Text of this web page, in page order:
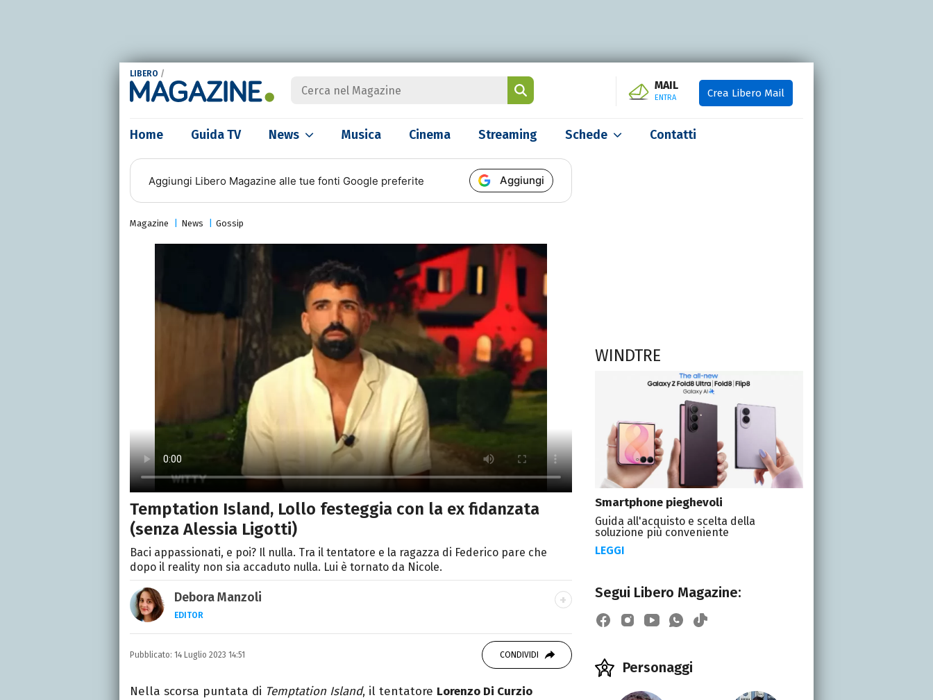
LIBERO /
MAIL
ENTRA Crea Libero Mail
Home Guida TV News Musica Cinema Streaming Schede Contatti
Aggiungi Libero Magazine alle tue fonti Google preferite Aggiungi
Magazine News Gossip
Temptation Island, Lollo festeggia con la ex fidanzata
(senza Alessia Ligotti)
Baci appassionati, e poi? Il nulla. Tra il tentatore e la ragazza di Federico pare che
dopo il reality non sia accaduto nulla. Lui è tornato da Nicole.
Debora Manzoli
EDITOR
LINKEDIN
INSTAGRAM FACEBOOK SITO
Scrittrice, copywriter, editor e pubblicista mantovana, laureata in
Lettere, Cinema e Tv. Ha due libri all’attivo e ama la scrittura alla
follia.
Pubblicato: 14 Luglio 2023 14:51 CONDIVIDI
Nella scorsa puntata di Temptation Island, il tentatore Lorenzo Di Curzio
WINDTRE
Smartphone pieghevoli
Guida all'acquisto e scelta della
soluzione più conveniente
LEGGI
Segui Libero Magazine:
Personaggi